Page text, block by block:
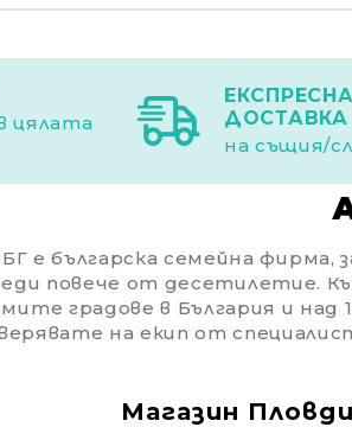
цялата
ЕКСПРЕСНА
ДОСТАВКА
на същия/
е българска семейна фирма,
повече от десетилетие.
градове в България и над
на екип от
Магазин